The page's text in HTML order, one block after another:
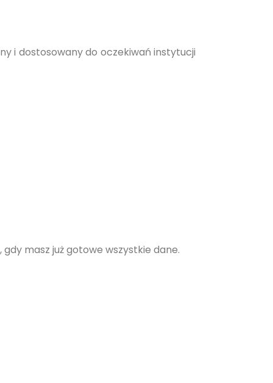
i dostosowany do oczekiwań instytucji
masz już gotowe wszystkie dane.